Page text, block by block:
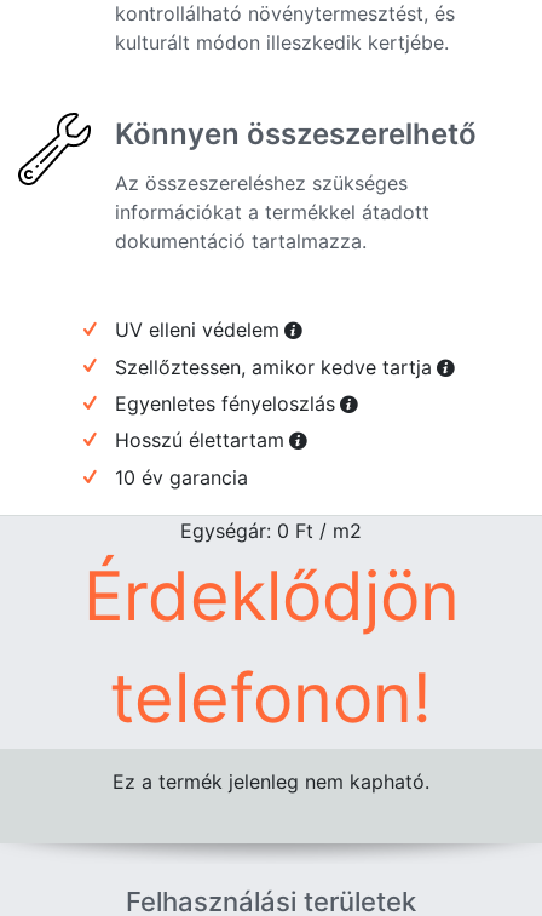
kontrollálható növénytermesztést, és
kulturált módon illeszkedik kertjébe.
Könnyen összeszerelhető
Az összeszereléshez szükséges
információkat a termékkel átadott
dokumentáció tartalmazza.
UV elleni védelem
Szellőztessen, amikor kedve tartja
Egyenletes fényeloszlás
Hosszú élettartam
10 év garancia
Egységár: 0 Ft / m2
Érdeklődjön
telefonon!
Ez a termék jelenleg nem kapható.
Felhasználási területek